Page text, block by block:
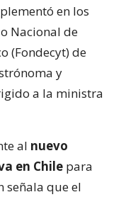
en los
Nacional de
(Fondecyt) de
y
a la ministra
al nuevo
en Chile para
señala que el